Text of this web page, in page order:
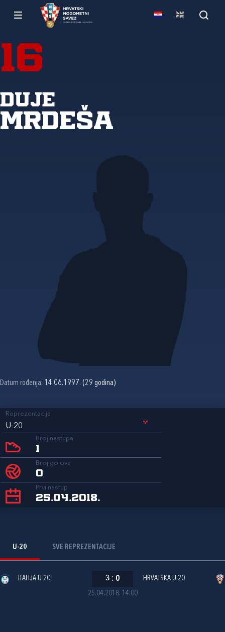
16
Duje
Mrdeša
Datum rođenja: 14.06.1997. (29 godina)
Reprezentacija
U-20
Broj nastupa
1
Broj golova
0
Prvi nastup
25.04.2018.
U-20 SVE REPREZENTACIJE
25.04.2018. 14:00
ITALIJA U-20 3 : 0 HRVATSKA U-20